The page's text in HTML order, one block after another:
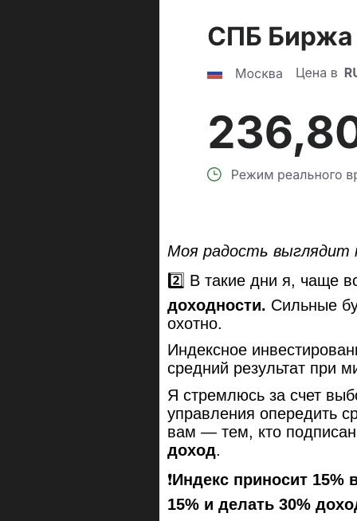
Моя радость
2️⃣ В такие дни я, чаще
доходности. Сильные
охотно.
Индексное
средний результат при
Я стремлюсь за счет
управления опередить
вам — тем, кто
доход.
❗️Индекс приносит 15%
15% и делать 30%